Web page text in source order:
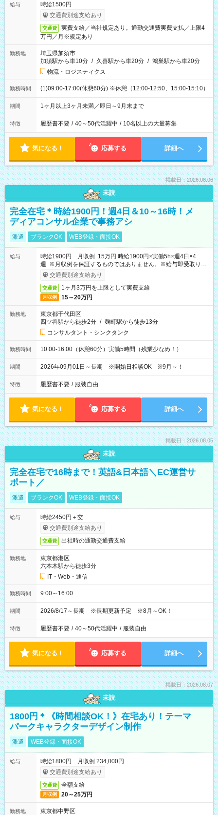
給与
時給1500円
交通費別途支給あり
交通費
実費支給／当社規定あり。通勤交通費実費支払／上限4
万円／月※規定あり
勤務地
埼玉県加須市
加須駅から車10分 / 久喜駅から車20分 / 鴻巣駅から車20分
物流・ロジスティクス
勤務時間 (1)09:00-17:00(休憩60分) ※休憩（12:00-12:50、15:00-15:10）
期間 1ヶ月以上3ヶ月未満／即日～9月末まで
特徴 履歴書不要 / 40～50代活躍中 / 10名以上の大量募集
気になる！ 応募する 詳細へ
掲載日：2026.08.06
未読
完全在宅＊時給1900円！週4日＆10～16時！メ
ディアコンサル企業で事務アシ
派遣 ブランクOK WEB登録・面接OK
給与
時給1900円 月収例 15万円 時給1900円×実働5h×週4日×4
週 ※月収例を保証するものではありません。※給与即受取りサ
ービス利用可（利用条件有）
交通費別途支給あり
交通費 1ヶ月3万円を上限として実費支給
月収例 15～20万円
勤務地
東京都千代田区
四ツ谷駅から徒歩2分 / 麹町駅から徒歩13分
コンサルタント・シンクタンク
勤務時間 10:00-16:00（休憩60分）実働5時間（残業少なめ！）
期間 2026年09月01日～長期 ※開始日相談OK ※9月～！
特徴 履歴書不要 / 服装自由
気になる！ 応募する 詳細へ
掲載日：2026.08.05
未読
完全在宅で16時まで！英語&日本語＼EC運営サ
ポート／
派遣 ブランクOK WEB登録・面接OK
給与
時給2450円＋交
交通費別途支給あり
交通費 出社時の通勤交通費支給
勤務地
東京都港区
六本木駅から徒歩3分
IT・Web・通信
勤務時間 9:00～16:00
期間 2026/8/17～長期 ※長期更新予定 ※8月～OK！
特徴 履歴書不要 / 40～50代活躍中 / 服装自由
気になる！ 応募する 詳細へ
掲載日：2026.08.07
未読
1800円＊《時間相談OK！》在宅あり！テーマ
パークキャラクターデザイン制作
派遣 WEB登録・面接OK
給与
時給1800円 月収例 234,000円
交通費別途支給あり
交通費 全額支給
月収例 20～25万円
勤務地
東京都中野区